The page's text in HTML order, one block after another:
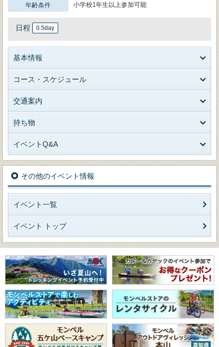
年齢条件 小学校1年生以上参加可能
日程 0.5day
基本情報
コース・スケジュール
交通案内
持ち物
イベントQ&A
その他のイベント情報
イベント一覧
イベント トップ